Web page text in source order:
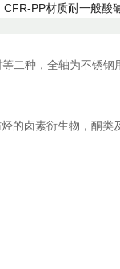
PP材质耐一般
二种，全轴为不锈
的卤素衍生物，酮类